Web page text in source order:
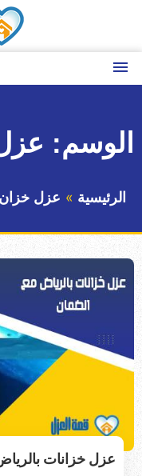
المحتوى
القائمة
الوسم:
الرئيسية عزل
عزل خزانات